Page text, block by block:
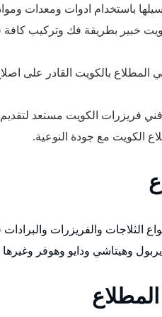
باستخدام ادوات ومعدات
خبير بطريقة فك وتركيب كافة
المطلاع بالكويت القادر على
فريزرات الكويت مستعد
الكويت مع جودة النوعية.
الثلاجات والفريزرات
وهيتاشي ودايو وهوفر وغيرها